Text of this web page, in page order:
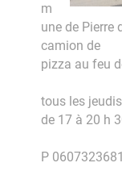
m
une de Pierre
camion de
pizza au feu
tous les
de 17 à 20 h
P 0607323681